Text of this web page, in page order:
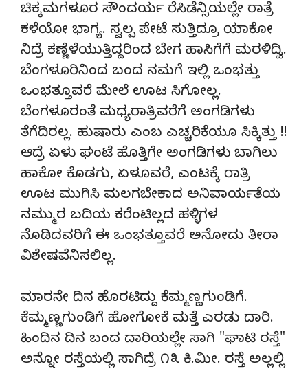
ಚಿಕ್ಕಮಗಳೂರ ಸೌಂದರ್ಯ ರೆಸಿಡೆನ್ಸಿಯಲ್ಲೇ ರಾತ್ರೆ
ಕಳೆಯೋ ಭಾಗ್ಯ. ಸ್ವಲ್ಪ ಪೇಟೆ ಸುತ್ತಿದ್ರೂ ಯಾಕೋ
ನಿದ್ರೆ ಕಣ್ಣೆಳೆಯುತ್ತಿದ್ದರಿಂದ ಬೇಗ ಹಾಸಿಗೆಗೆ ಮರಳಿದ್ವಿ.
ಬೆಂಗಳೂರಿನಿಂದ ಬಂದ ನಮಗೆ ಇಲ್ಲಿ ಒಂಭತ್ತು
ಒಂಭತ್ತೂವರೆ ಮೇಲೆ ಊಟ ಸಿಗೋಲ್ಲ.
ಬೆಂಗಳೂರಂತೆ ಮಧ್ಯರಾತ್ರಿವರೆಗೆ ಅಂಗಡಿಗಳು
ತೆಗೆದಿರಲ್ಲ. ಹುಷಾರು ಎಂಬ ಎಚ್ಚರಿಕೆಯೂ ಸಿಕ್ಕಿತ್ತು !!
ಆದ್ರೆ ಏಳು ಘಂಟೆ ಹೊತ್ತಿಗೇ ಅಂಗಡಿಗಳು ಬಾಗಿಲು
ಹಾಕೋ ಕೊಡಗು, ಏಳೂವರೆ, ಎಂಟಕ್ಕೆ ರಾತ್ರಿ
ಊಟ ಮುಗಿಸಿ ಮಲಗಬೇಕಾದ ಅನಿವಾರ್ಯತೆಯ
ನಮ್ಮುರ ಬದಿಯ ಕರೆಂಟಿಲ್ಲದ ಹಳ್ಳಿಗಳ
ನೊಡಿದವರಿಗೆ ಈ ಒಂಭತ್ತೂವರೆ ಅನೋದು ತೀರಾ
ವಿಶೇಷವೆನಿಸಲಿಲ್ಲ.
ಮಾರನೇ ದಿನ ಹೊರಟಿದ್ದು ಕೆಮ್ಮಣ್ಣಗುಂಡಿಗೆ.
ಕೆಮ್ಮಣ್ಣಗುಂಡಿಗೆ ಹೋಗೋಕೆ ಮತ್ತೆ ಎರಡು ದಾರಿ.
ಹಿಂದಿನ ದಿನ ಬಂದ ದಾರಿಯಲ್ಲೇ ಸಾಗಿ "ಘಾಟಿ ರಸ್ತೆ"
ಅನ್ನೋ ರಸ್ತೆಯಲ್ಲಿ ಸಾಗಿದ್ರೆ ೧೩ ಕಿ.ಮೀ. ರಸ್ತೆ ಅಲ್ಲಲ್ಲಿ